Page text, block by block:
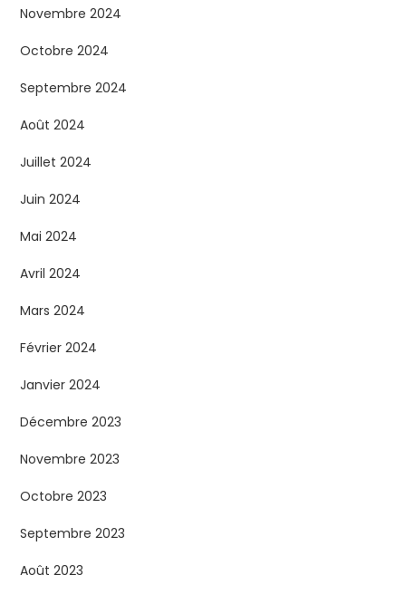
Novembre 2024
Octobre 2024
Septembre 2024
Août 2024
Juillet 2024
Juin 2024
Mai 2024
Avril 2024
Mars 2024
Février 2024
Janvier 2024
Décembre 2023
Novembre 2023
Octobre 2023
Septembre 2023
Août 2023